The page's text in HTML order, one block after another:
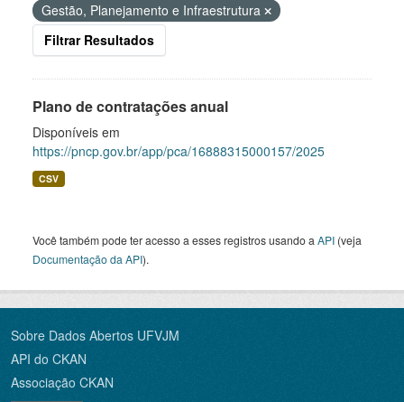
Gestão, Planejamento e Infraestrutura
Filtrar Resultados
Plano de contratações anual
Disponíveis em
https://pncp.gov.br/app/pca/16888315000157/2025
CSV
Você também pode ter acesso a esses registros usando a API (veja
Documentação da API).
Sobre Dados Abertos UFVJM
API do CKAN
Associação CKAN